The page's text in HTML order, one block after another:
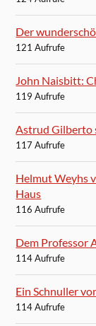
Der
121 Aufrufe
John Naisbitt:
119 Aufrufe
Astrud Gilberto
117 Aufrufe
Helmut Weyhs
Haus
116 Aufrufe
Dem Professor
114 Aufrufe
Ein Schnuller
114 Aufrufe